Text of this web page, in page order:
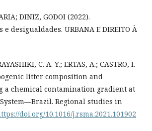
DINIZ, GODOI (2022).
desigualdades. URBANA E DIREITO À
C. A. Y.; ERTAS, A.; CASTRO, I.
litter composition and
a chemical contamination gradient at
Regional studies in
doi.org/10.1016/j.rsma.2021.101902